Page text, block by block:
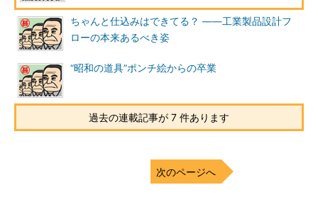
ちゃんと仕込みはできてる？ ――工業製品設計フ
ローの本来あるべき姿
“昭和の道具”ポンチ絵からの卒業
過去の連載記事が 7 件あります
次のページへ